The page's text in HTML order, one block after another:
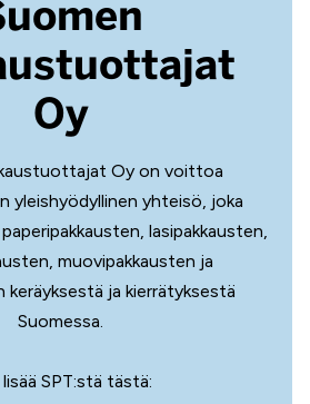
Oy
Oy on voittoa
yleishyödyllinen yhteisö, joka
lasipakkausten,
muovipakkausten ja
keräyksestä ja kierrätyksestä
Suomessa.
SPT:stä tästä: